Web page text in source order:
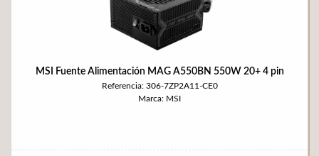
MSI Fuente Alimentación MAG A550BN 550W 20+ 4 pin
Referencia: 306-7ZP2A11-CE0
Marca: MSI